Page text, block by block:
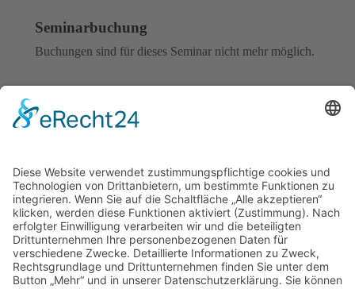
Seminarbuchung
Buchungen sind für dieses Seminar nicht mehr möglich.